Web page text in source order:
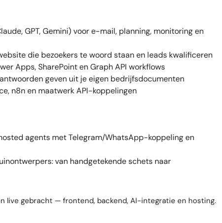
GPT, Gemini) voor e-mail, planning, monitoring en
die bezoekers te woord staan en leads kwalificeren
Apps, SharePoint en Graph API workflows
geven uit je eigen bedrijfsdocumenten
n8n en maatwerk API-koppelingen
agents met Telegram/WhatsApp-koppeling en
van handgetekende schets naar
live gebracht — frontend, backend, AI-integratie en hosting.